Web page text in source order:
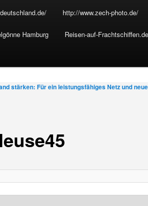
http://www.zech-photo.de/
Hamburg Reisen-auf-Frachtschiffen.de
stärken: Für ein leistungsfähiges Netz und neue